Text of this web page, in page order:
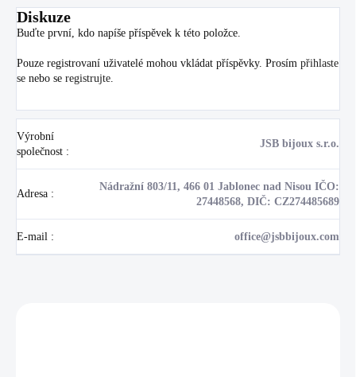
Diskuze
Buďte první, kdo napíše příspěvek k této položce.
Pouze registrovaní uživatelé mohou vkládat příspěvky. Prosím přihlaste
se nebo se registrujte
Výrobní
společnost :
JSB bijoux s.r.o.
Adresa :
Nádražní 803/11, 466 01 Jablonec nad Nisou IČO:
27448568, DIČ: CZ274485689
E-mail : office@jsbbijoux.com